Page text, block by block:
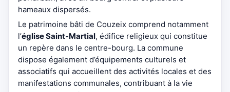
hameaux dispersés.
Le patrimoine bâti de Couzeix comprend notamment
l’église Saint-Martial, édifice religieux qui constitue
un repère dans le centre-bourg. La commune
dispose également d’équipements culturels et
associatifs qui accueillent des activités locales et des
manifestations communales, contribuant à la vie